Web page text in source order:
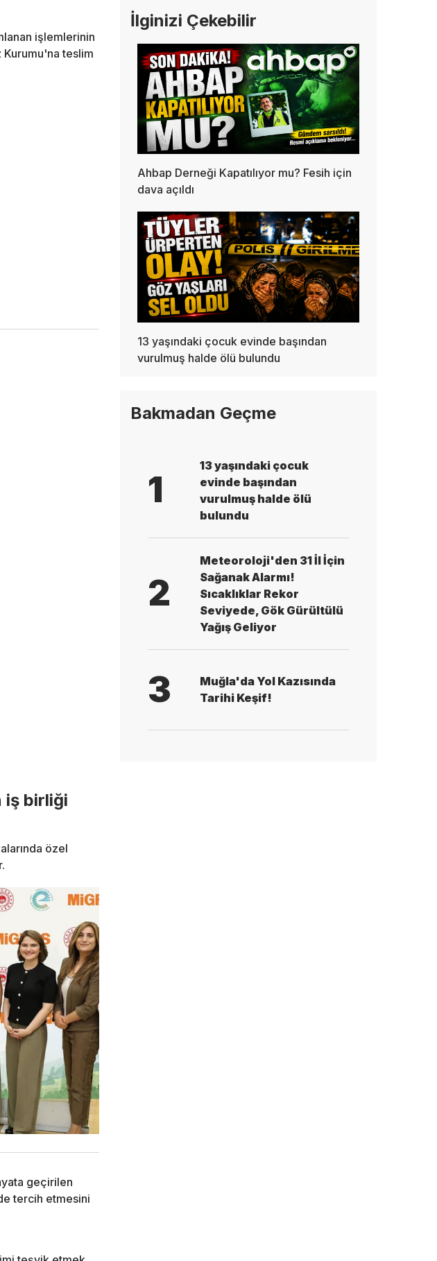
işlemlerinin
Kurumu'na teslim
iş birliği
özel
geçirilen
tercih etmesini
İlginizi Çekebilir
Ahbap Derneği Kapatılıyor mu? Fesih için
dava açıldı
13 yaşındaki çocuk evinde başından
vurulmuş halde ölü bulundu
Bakmadan Geçme
1
13 yaşındaki çocuk
evinde başından
vurulmuş halde ölü
bulundu
2
Meteoroloji'den 31 İl İçin
Sağanak Alarmı!
Sıcaklıklar Rekor
Seviyede, Gök Gürültülü
Yağış Geliyor
3
Muğla'da Yol Kazısında
Tarihi Keşif!